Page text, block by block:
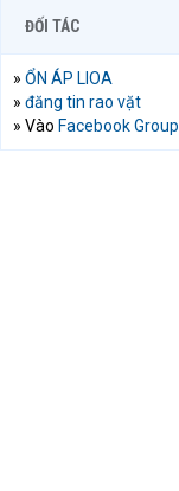
ĐỐI TÁC
» ỔN ÁP LIOA
» đăng tin rao vặt
» Vào Facebook Group